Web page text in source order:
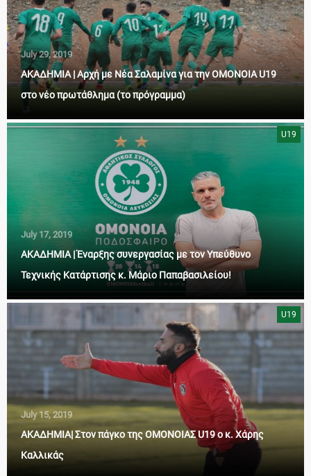
July 29, 2019
ΑΚΑΔΗΜΙΑ | Αρχή με Νέα Σαλαμίνα για την ΟΜΟΝΟΙΑ U19
στο νέο πρωτάθλημα (το πρόγραμμα)
U19
July 17, 2019
ΑΚΑΔΗΜΙΑ | Έναρξης συνεργασίας με τον Υπεύθυνο
Τεχνικής Κατάρτισης κ. Μάριο Παπαβασιλείου!
U19
July 15, 2019
ΑΚΑΔΗΜΙΑ| Στον πάγκο της ΟΜΟΝΟΙΑΣ U19 ο κ. Χάρης
Καλλικάς